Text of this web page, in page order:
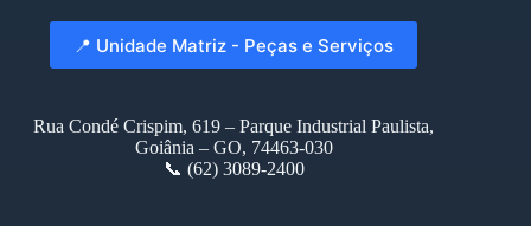
📍 Unidade Matriz - Peças e Serviços
Rua Condé Crispim, 619 – Parque Industrial Paulista,
Goiânia – GO, 74463-030
📞 (62) 3089-2400